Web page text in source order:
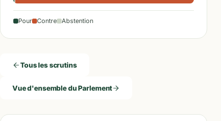
Pour Contre Abstention
Tous les scrutins
Vue d'ensemble du Parlement